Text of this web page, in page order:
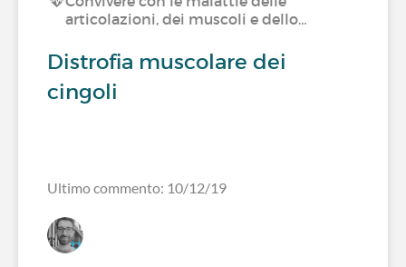
articolazioni, dei muscoli e dello…
Distrofia muscolare dei
cingoli
Ultimo commento: 10/12/19